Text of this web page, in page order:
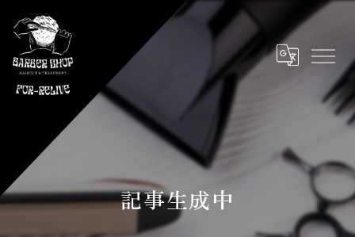
記事生成中